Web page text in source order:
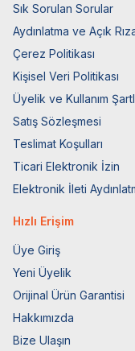
Sık Sorulan Sorular
Aydınlatma ve Açık
Çerez Politikası
Kişisel Veri Politikası
Üyelik ve Kullanım
Satış Sözleşmesi
Teslimat Koşulları
Ticari Elektronik İzin
Elektronik İleti
Hızlı Erişim
Üye Giriş
Yeni Üyelik
Orijinal Ürün Garantisi
Hakkımızda
Bize Ulaşın